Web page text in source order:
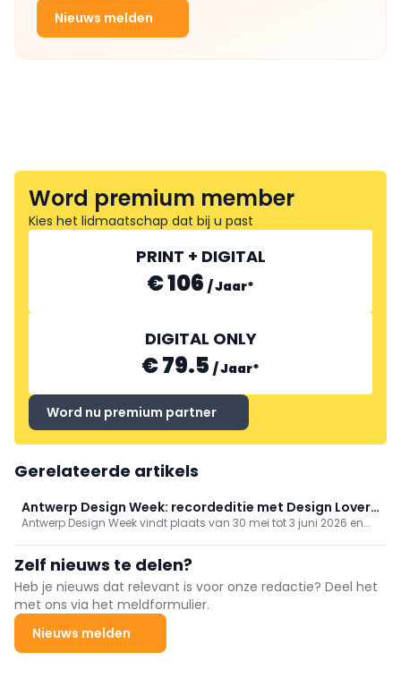
Nieuws melden
Word premium member
Kies het lidmaatschap dat bij u past
PRINT + DIGITAL
€ 106 /Jaar*
DIGITAL ONLY
€ 79.5 /Jaar*
Word nu premium partner
Gerelateerde artikels
Antwerp Design Week: recordeditie met Design Lover
Walks voor publiek
Antwerp Design Week vindt plaats van 30 mei tot 3 juni 2026 en
galerijen. Voor het eerst is er een volwaardig
consumentenprogramma met drie Design Lover Walks door het
stadscentrum, terwijl professionals een traject in vijf districten
krijgen met HQ-bezoeken, expo’s en een rijk gevulde
eventkalender. De editie zet sterk in op jong talent via Flanders
District of Creativity en samenwerkingen met designscholen
zoals La Cambre; Thomas More brengt met alumni een kritische
Zelf nieuws te delen?
Heb je nieuws dat relevant is voor onze redactie? Deel het
met ons via het meldformulier.
Nieuws melden